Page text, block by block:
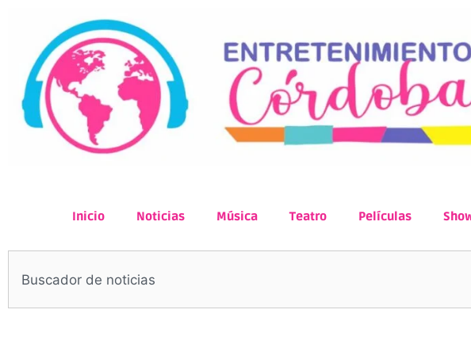
Inicio Noticias Música Teatro Películas